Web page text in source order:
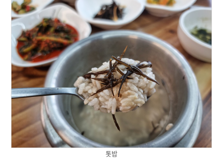
톳밥